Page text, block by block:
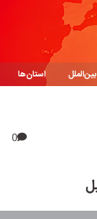
بین‌الملل استان‌ها
0